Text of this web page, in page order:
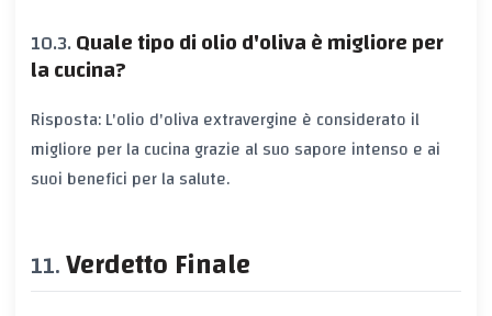
Quale tipo di olio d'oliva è migliore per
la cucina?
Risposta: L'olio d'oliva extravergine è considerato il
migliore per la cucina grazie al suo sapore intenso e ai
suoi benefici per la salute.
Verdetto Finale